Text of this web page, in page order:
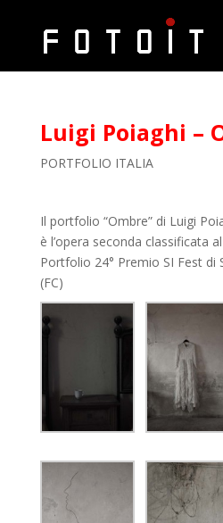
Luigi Poiaghi –
PORTFOLIO ITALIA
Il portfolio “Ombre” di Luigi
è l’opera seconda classificata
Portfolio 24° Premio SI Fest di
(FC)